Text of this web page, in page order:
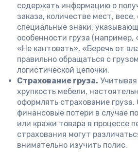
содержать информацию о
заказа, количестве мест,
специальные знаки,
особенности груза (например,
«Не кантовать», «Беречь от
правильно обращаться с
логистической цепочки.
Страхование груза.
хрупкость мебели,
оформлять страхование груза.
финансовые потери в случае
или кражи товара в процессе
страхования могут
внимательно изучить полис.